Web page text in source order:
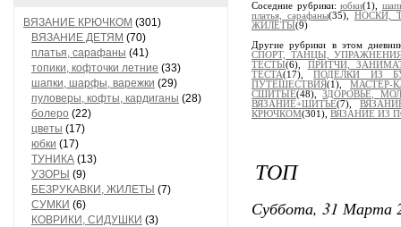
ВЯЗАНИЕ КРЮЧКОМ (301)
ВЯЗАНИЕ ДЕТЯМ (70)
платья, сарафаны (41)
топики, кофточки летние (33)
шапки, шарфы, варежки (29)
пуловеры, кофты, кардиганы (28)
болеро (22)
цветы (17)
юбки (17)
ТУНИКА (13)
УЗОРЫ (9)
БЕЗРУКАВКИ, ЖИЛЕТЫ (7)
СУМКИ (6)
КОВРИКИ, СИДУШКИ (3)
Соседние рубрики:юбки(1),
платья, сарафаны(35), НОСКИ,
ЖИЛЕТЫ(9)
Другие рубрики в этом
СПОРТ, ТАНЦЫ,
ТЕСТЫ(6), ПРИТЧИ,
ТЕСТА(17),ПОДЕЛКИ ИЗ
ПУТЕШЕСТВИЯ(1),МАСТЕР-
СШИТЫЕ(48),ЗДОРОВЬЕ,
ВЯЗАНИЕ+ШИТЬЕ(7),
КРЮЧКОМ(301), ВЯЗАНИЕ ИЗ
ТОП
Суббота, 31 Марта